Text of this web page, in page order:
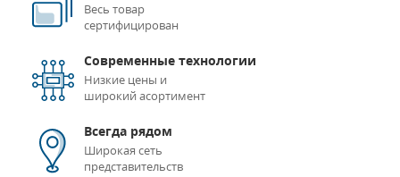
Весь товар
сертифицирован
Современные технологии
Низкие цены и
широкий асортимент
Всегда рядом
Широкая сеть
представительств